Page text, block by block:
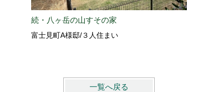
続・八ヶ岳の山すその家
富士見町A様邸/３人住まい
一覧へ戻る